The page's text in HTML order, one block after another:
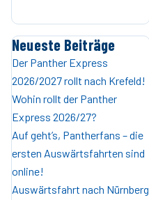
Neueste Beiträge
Der Panther Express
2026/2027 rollt nach Krefeld!
Wohin rollt der Panther
Express 2026/27?
Auf geht’s, Pantherfans – die
ersten Auswärtsfahrten sind
online!
Auswärtsfahrt nach Nürnberg